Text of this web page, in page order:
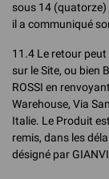
sous 14 (quatorze)
il a communiqué
11.4 Le retour
sur le Site, ou bien
ROSSI en
Warehouse, Via
Italie. Le Produit
remis, dans les
désigné par